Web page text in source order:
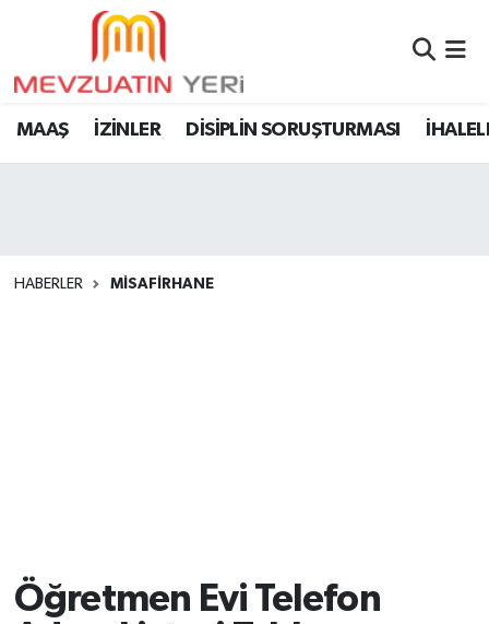
MAAŞ İZİNLER DİSİPLİN SORUŞTURMASI
HABERLER MİSAFİRHANE
Öğretmen Evi Telefon